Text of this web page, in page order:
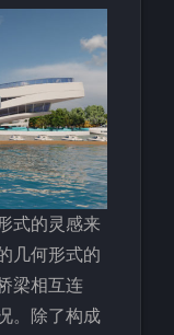
式的灵感来
几何形式的
梁相互连
。除了构成